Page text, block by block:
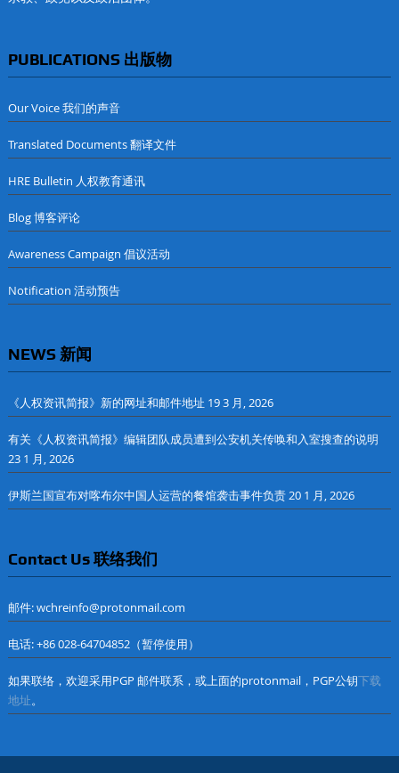
PUBLICATIONS 出版物
Our Voice 我们的声音
Translated Documents 翻译文件
HRE Bulletin 人权教育通讯
Blog 博客评论
Awareness Campaign 倡议活动
Notification 活动预告
NEWS 新闻
《人权资讯简报》新的网址和邮件地址 19 3 月, 2026
有关《人权资讯简报》编辑团队成员遭到公安机关传唤和入室搜查的说明
23 1 月, 2026
伊斯兰国宣布对喀布尔中国人运营的餐馆袭击事件负责20 1 月, 2026
Contact Us 联络我们
邮件: wchreinfo@protonmail.com
电话: +86 028-64704852（暂停使用）
如果联络，欢迎采用PGP 邮件联系，或上面的protonmail，PGP公钥下载
地址。